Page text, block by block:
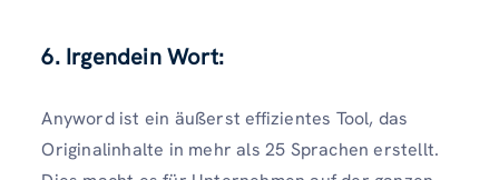
6. Irgendein Wort:
Anyword ist ein äußerst effizientes Tool, das
Originalinhalte in mehr als 25 Sprachen erstellt.